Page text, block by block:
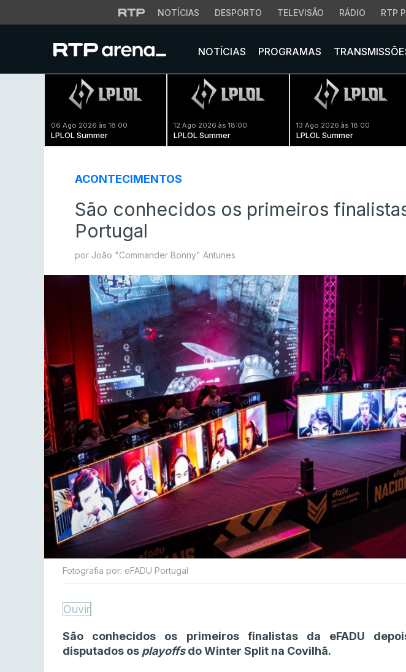
NOTÍCIAS DESPORTO TELEVISÃO RÁDIO RTP
NOTÍCIAS PROGRAMAS
06 Ago 2026 às 18:00
LPLOL Summer
12 Ago 2026 às 18:00
LPLOL Summer
13 Ago 2026 às 18:00
LPLOL Summer
ACONTECIMENTOS
São conhecidos os primeiros
Portugal
por João "Commander Bonny" Antunes
Fotografia por: eFADU Portugal
Ouvir
São conhecidos os primeiros finalistas da eFADU
disputados os playoffsdo Winter Split na Covilhã.